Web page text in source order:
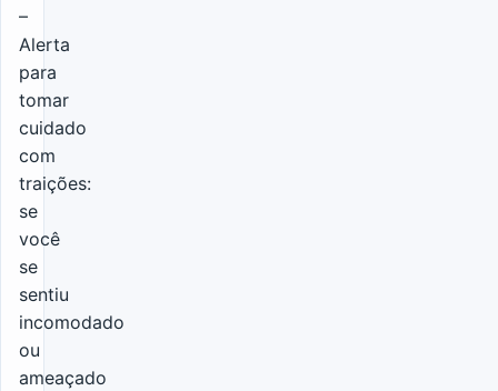
–
Alerta
para
tomar
cuidado
com
traições:
se
você
se
sentiu
incomodado
ou
ameaçado